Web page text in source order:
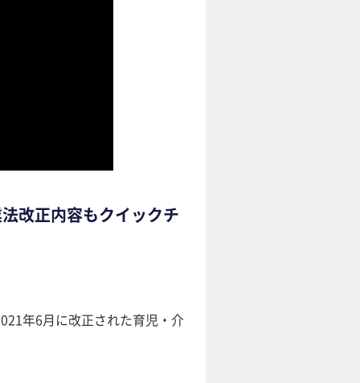
改正内容もクイックチ
年6月に改正された育児・介